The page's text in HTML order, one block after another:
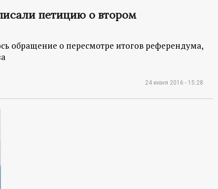
петицию о втором
обращение о пересмотре итогов референдума,
24 июня 2016 - 15:28